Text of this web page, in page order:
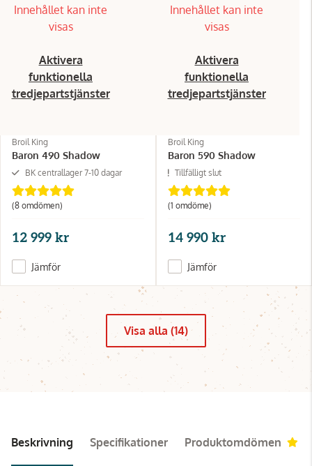
Innehållet kan inte
visas
Aktivera
funktionella
tredjepartstjänster
Broil King
Baron 490 Shadow
BK centrallager 7-10 dagar
(8 omdömen)
12 999 kr
Jämför
Innehållet kan inte
visas
Aktivera
funktionella
tredjepartstjänster
Broil King
Baron 590 Shadow
Tillfälligt slut
(1 omdöme)
14 990 kr
Jämför
Visa alla (14)
Beskrivning Specifikationer Produktomdömen